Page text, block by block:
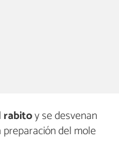
rabitoy se desvenan
del mole